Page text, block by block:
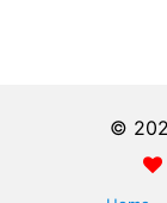
©